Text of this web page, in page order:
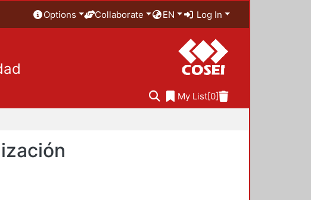
Options Collaborate EN Log In
My List[0]